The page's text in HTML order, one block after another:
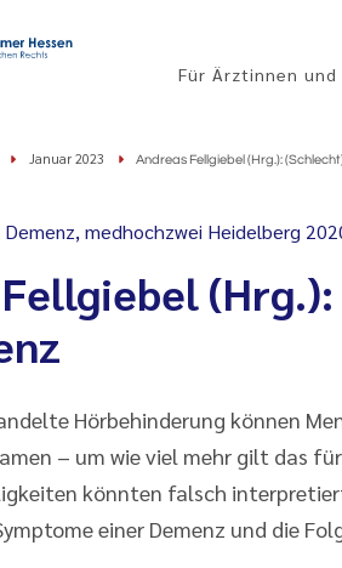
Für Ärztinnen und
Januar 2023 Andreas Fellgiebel (Hrg.):
Demenz, medhochzwei Heidelberg
Hörbehinderung können
– um wie viel mehr gilt das
könnten falsch
einer Demenz und die